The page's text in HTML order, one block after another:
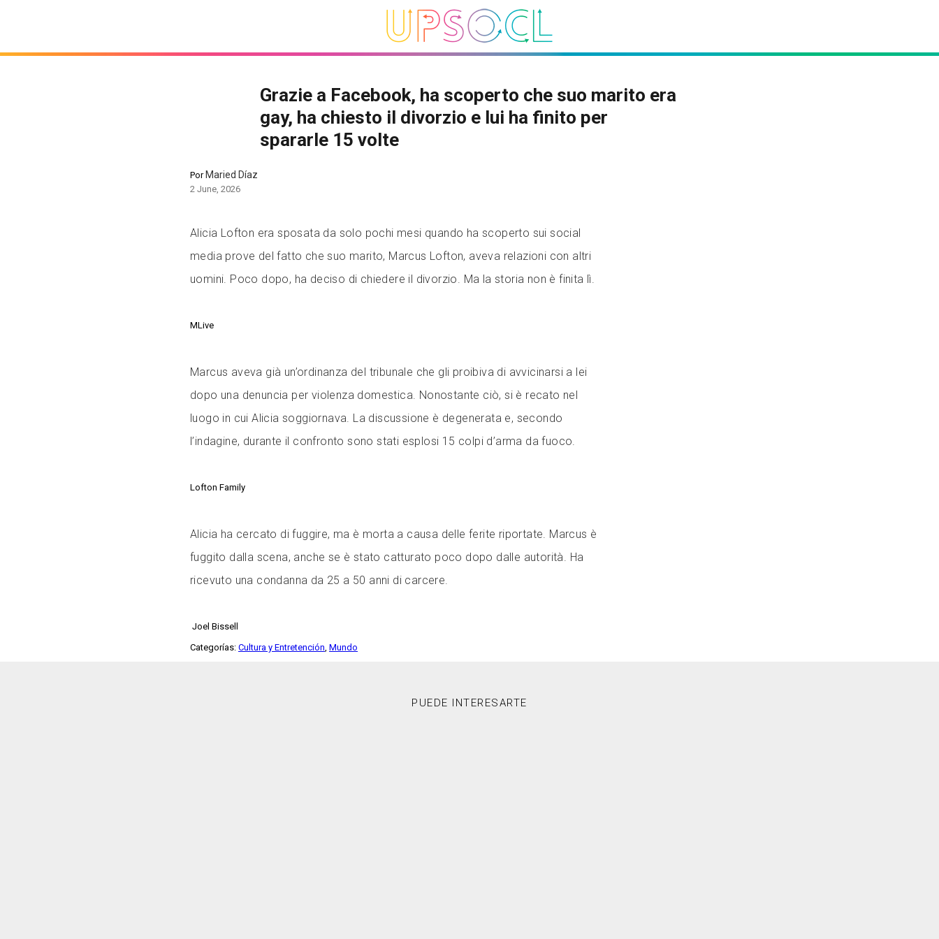
Grazie a Facebook, ha scoperto che suo marito era
gay, ha chiesto il divorzio e lui ha finito per
spararle 15 volte
PorMaried Díaz
2 June, 2026
Alicia Lofton era sposata da solo pochi mesi quando ha scoperto sui social
media prove del fatto che suo marito, Marcus Lofton, aveva relazioni con altri
uomini. Poco dopo, ha deciso di chiedere il divorzio. Ma la storia non è finita lì.
MLive
Marcus aveva già un’ordinanza del tribunale che gli proibiva di avvicinarsi a lei
dopo una denuncia per violenza domestica. Nonostante ciò, si è recato nel
luogo in cui Alicia soggiornava. La discussione è degenerata e, secondo
l’indagine, durante il confronto sono stati esplosi 15 colpi d’arma da fuoco.
Lofton Family
Alicia ha cercato di fuggire, ma è morta a causa delle ferite riportate. Marcus è
fuggito dalla scena, anche se è stato catturato poco dopo dalle autorità. Ha
ricevuto una condanna da 25 a 50 anni di carcere.
Joel Bissell
Categorías: Cultura y Entretención Mundo
PUEDE INTERESARTE